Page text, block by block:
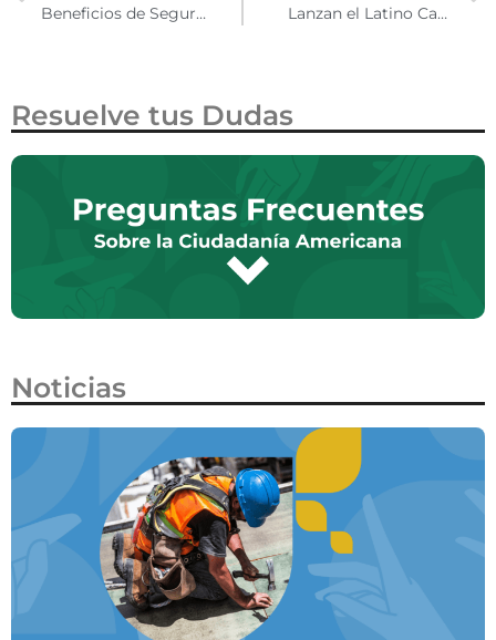
Beneficios de Seguridad Social subirán un 2.5% en 2025 Lanzan el Latino Capital Accelerator para impulsar la justicia económica y el emprendimiento latino
Resuelve tus Dudas
Noticias